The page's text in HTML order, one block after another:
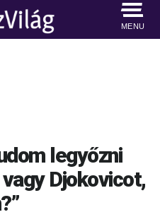
MENU
legyőzni
Djokovicot,